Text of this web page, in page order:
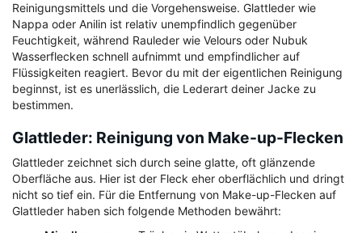
Reinigungsmittels und die Vorgehensweise. Glattleder wie
Nappa oder Anilin ist relativ unempfindlich gegenüber
Feuchtigkeit, während Rauleder wie Velours oder Nubuk
Wasserflecken schnell aufnimmt und empfindlicher auf
Flüssigkeiten reagiert. Bevor du mit der eigentlichen Reinigung
beginnst, ist es unerlässlich, die Lederart deiner Jacke zu
bestimmen.
Glattleder: Reinigung von Make-up-Flecken
Glattleder zeichnet sich durch seine glatte, oft glänzende
Oberfläche aus. Hier ist der Fleck eher oberflächlich und dringt
nicht so tief ein. Für die Entfernung von Make-up-Flecken auf
Glattleder haben sich folgende Methoden bewährt: